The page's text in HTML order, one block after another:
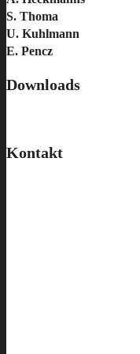
S. Thoma
U. Kuhlmann
E. Pencz
Downloads
Kontakt